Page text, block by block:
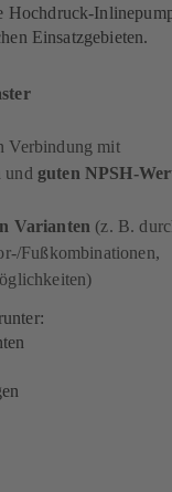
Hochdruck-
Einsatzgebieten.
Verbindung mit
und guten NPSH-
Varianten (z. B.
Fußkombinationen,